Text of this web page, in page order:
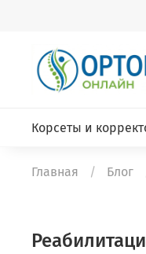
Корсеты и
Главная Блог